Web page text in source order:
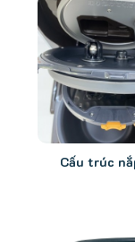
Cấu trúc